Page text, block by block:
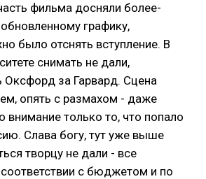
фильма досняли более-
графику,
было отснять вступление. В
снимать не дали,
за Гарвард. Сцена
опять с размахом - даже
внимание только то, что попало
Слава богу, тут уже выше
творцу не дали - все
с бюджетом и по